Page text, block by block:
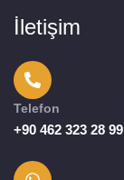
İletişim
Telefon
+90 462 323 28 99